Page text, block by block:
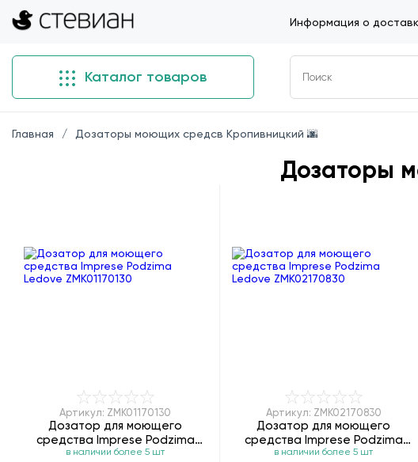
Информация о
Каталог товаров
Главная Дозаторы моющих средсв Кропивницкий 🌆
Дозаторы
Артикул: ZMK01170130
Дозатор для моющего
средства Imprese Podzima
Ledove ZMK01170130
в наличии более 5 шт
Артикул: ZMK02170830
Дозатор для моющего
средства Imprese Podzima
Ledove ZMK02170830
в наличии более 5 шт